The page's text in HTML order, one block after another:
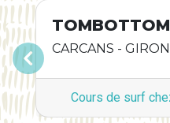
CARCANS -
Cours de surf